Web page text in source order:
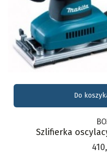
Do
Szlifierka